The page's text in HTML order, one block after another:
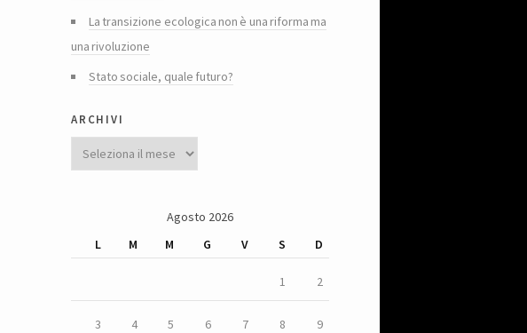
La transizione ecologica non è una riforma ma
una rivoluzione
Stato sociale, quale futuro?
archivi
Agosto 2026
L
M M G V S D
1 2
3 4 5 6 7 8 9